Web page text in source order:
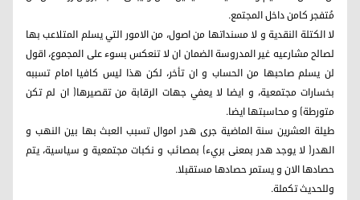
مُتفجر كامن داخل المجتمع.
لا الكتلة النقدية و لا مسنداتها من اصول، من الامور التي يسلم المتلاعب بها
لصالح مشارعيه غير المدروسة الضمان ان لا تنعكس بسوء على المجموع، اقول
لن يسلم صاحبها من الحساب و ان تأخر، لكن هذا ليس كافيا امام تسببه
بخسارات مجتمعية، و ايضا لا يعفي جهات الرقابة من تقصيرها( ان لم تكن
متورطة) و محاسبتها ايضا.
طيلة العشرين سنة الماضية جرى هدر اموال تسبب العبث بها بين النهب و
الهدر( لا يوجد هدر بمعنى بريء) بمصائب و نكبات مجتمعية و سياسية، يتم
حصادها الان و يستمر حصادها مستقبلا.
وللحديث تكملة.